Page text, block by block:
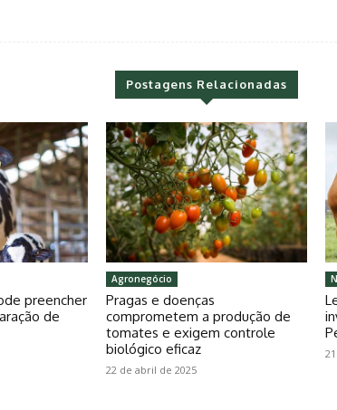
Postagens Relacionadas
preencher
de
Agronegócio
Pragas e doenças
comprometem a produção de
tomates e exigem controle
biológico eficaz
22 de abril de 2025